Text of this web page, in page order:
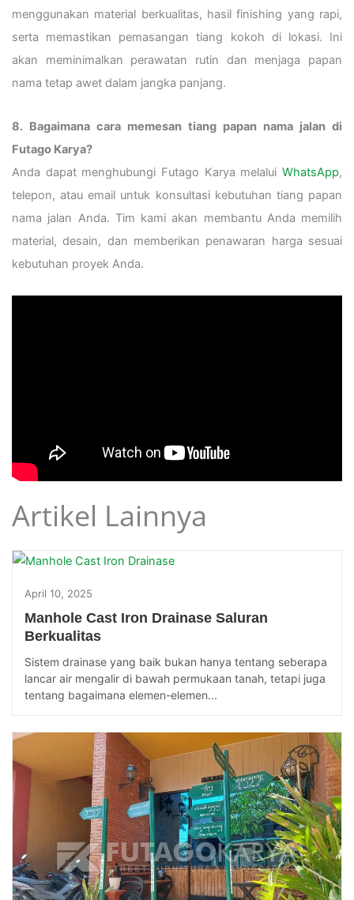
menggunakan material berkualitas, hasil finishing yang rapi,
serta memastikan pemasangan tiang kokoh di lokasi. Ini
akan meminimalkan perawatan rutin dan menjaga papan
nama tetap awet dalam jangka panjang.
8. Bagaimana cara memesan tiang papan nama jalan di
Futago Karya?
Anda dapat menghubungi Futago Karya melalui WhatsApp,
telepon, atau email untuk konsultasi kebutuhan tiang papan
nama jalan Anda. Tim kami akan membantu Anda memilih
material, desain, dan memberikan penawaran harga sesuai
kebutuhan proyek Anda.
Artikel Lainnya
April 10, 2025
Manhole Cast Iron Drainase Saluran
Berkualitas
Sistem drainase yang baik bukan hanya tentang seberapa
lancar air mengalir di bawah permukaan tanah, tetapi juga
tentang bagaimana elemen-elemen...